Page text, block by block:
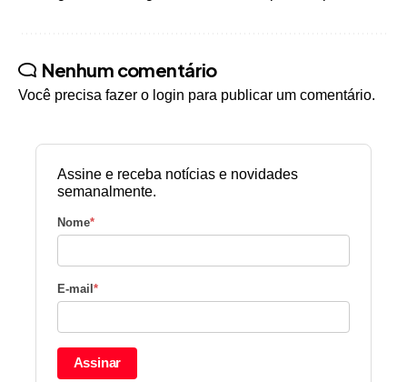
Nenhum comentário
Você precisa fazer o login para publicar um comentário.
Assine e receba notícias e novidades
semanalmente.
Nome*
E-mail *
Assinar